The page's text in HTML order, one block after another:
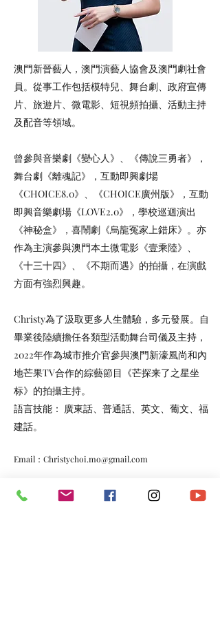
澳門新晉藝人，澳門演藝人協會及澳門劇社會
員。從事工作包括模特兒、舞台劇、政府宣傳
片、旅遊片、微電影、短視頻拍攝、活動主持
及配音等領域。
曾參與音樂劇《變心人》、《傳說三勇者》，
舞台劇《離魂記》，互動即興劇場
《CHOICE8.0》、《CHOICE廣州版》，互動
即興音樂劇場《LOVE2.0》，學校巡迴演出
《神秘盒》，喜鬧劇《烏龍冤家上錯床》。亦
作為主演參與澳門本土微電影《壹乘陸》、
《十三十四》、《不期而遇》的拍攝，在演戲
方面有強烈興趣。
Christy為了汲取更多人生體驗，多元發展。自
畢業後陸續擔任各類型活動舞台司儀及主持，
2022年作為城市推介官參與澳門新濠風尚和內
地芒果TV合作的綜藝節目《芒探来了之星坐
标》的拍攝主持。
語言技能： 廣東話、普通話、英文、葡文、福
建話。
Email： Christychoi.mo@gmail.com
FB：